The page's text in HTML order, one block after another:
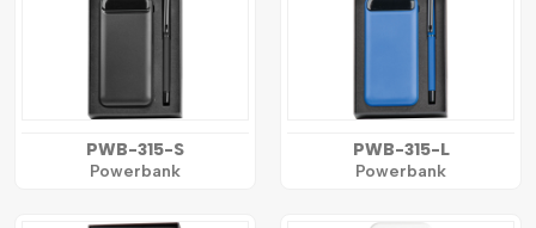
PWB-315-S
Powerbank
PWB-315-L
Powerbank